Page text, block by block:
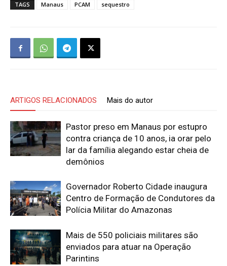
TAGS Manaus PCAM sequestro
ARTIGOS RELACIONADOS Mais do autor
Pastor preso em Manaus por estupro
contra criança de 10 anos, ia orar pelo
lar da família alegando estar cheia de
demônios
Governador Roberto Cidade inaugura
Centro de Formação de Condutores da
Polícia Militar do Amazonas
Mais de 550 policiais militares são
enviados para atuar na Operação
Parintins